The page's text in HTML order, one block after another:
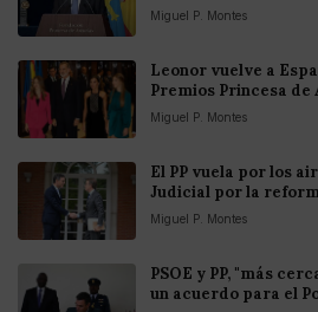
Miguel P. Montes
Leonor vuelve a
Premios Princesa de
Miguel P. Montes
El PP vuela por los
Judicial por la
Miguel P. Montes
PSOE y PP, "más
un acuerdo para el